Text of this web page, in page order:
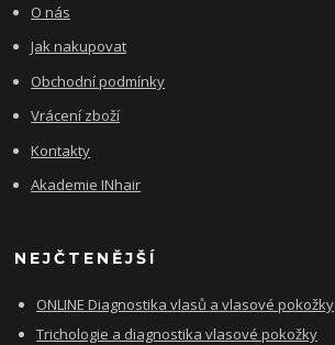
O nás
Jak nakupovat
Obchodní podmínky
Vrácení zboží
Kontakty
Akademie INhair
NEJČTENĚJŠÍ
ONLINE Diagnostika vlasů a vlasové pokožky
Trichologie a diagnostika vlasové pokožky